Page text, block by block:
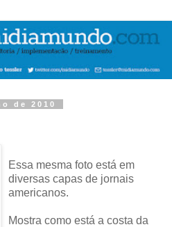
de 2010
Essa mesma foto está em
diversas capas de jornais
americanos.
Mostra como está a costa da